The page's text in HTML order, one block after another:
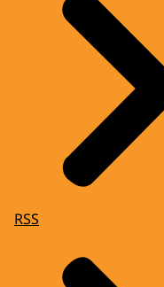
RSS